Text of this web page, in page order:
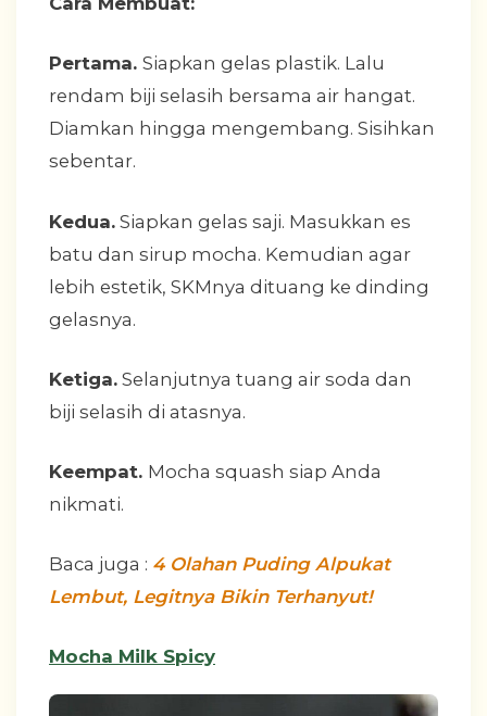
Pertama. Siapkan gelas plastik. Lalu
rendam biji selasih bersama air hangat.
Diamkan hingga mengembang. Sisihkan
sebentar.
Kedua. Siapkan gelas saji. Masukkan es
batu dan sirup mocha. Kemudian agar
lebih estetik, SKMnya dituang ke dinding
gelasnya.
Ketiga. Selanjutnya tuang air soda dan
biji selasih di atasnya.
Keempat. Mocha squash siap Anda
nikmati.
Baca juga : 4 Olahan Puding Alpukat
Lembut, Legitnya Bikin Terhanyut!
Mocha Milk Spicy